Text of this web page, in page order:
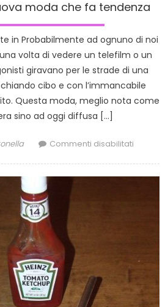
moda che fa tendenza
in Probabilmente ad ognuno di noi
volta di vedere un telefilm o un
giravano per le strade di una
cibo e con l’immancabile
Questa moda, meglio nota come
sino ad oggi diffusa […]
Commenti disabilitatisu